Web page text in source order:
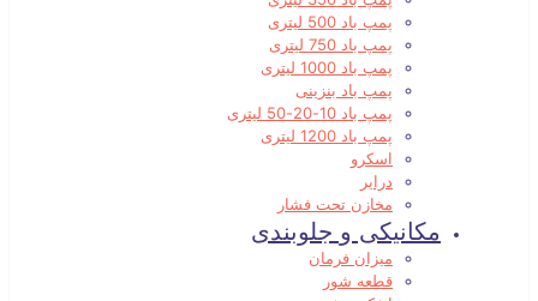
پمپ باد 500 لیتری
پمپ باد 750 لیتری
پمپ باد 1000 لیتری
پمپ باد بنزینی
پمپ باد 10-20-50 لیتری
پمپ باد 1200 لیتری
اسکرو
درایر
مخازن تحت فشار
مکانیکی و جلوبندی
میزان فرمان
قطعه شور